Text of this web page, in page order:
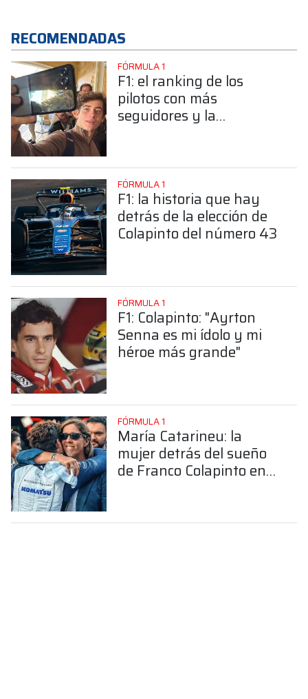
RECOMENDADAS
FÓRMULA 1
F1: el ranking de los
pilotos con más
seguidores y la
FÓRMULA 1
F1: la historia que hay
detrás de la elección de
Colapinto del número 43
FÓRMULA 1
F1: Colapinto: "Ayrton
Senna es mi ídolo y mi
héroe más grande"
FÓRMULA 1
María Catarineu: la
mujer detrás del sueño
de Franco Colapinto en